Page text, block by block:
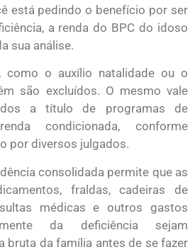
está pedindo o benefício por ser
a renda do BPC do idoso
sua análise.
como o auxílio natalidade ou o
são excluídos. O mesmo vale
a título de programas de
condicionada, conforme
por diversos julgados.
consolidada permite que as
fraldas, cadeiras de
médicas e outros gastos
da deficiência sejam
bruta da família antes de se fazer